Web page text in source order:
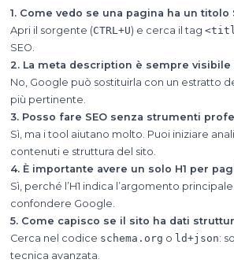
1. Come vedo se una pagina ha un titolo
Apri il sorgente (CTRL+U) e cerca il tag
SEO.
2. La meta description è sempre visibile
No, Google può sostituirla con un estratto
più pertinente.
3. Posso fare SEO senza strumenti
Sì, ma i tool aiutano molto. Puoi iniziare
contenuti e struttura del sito.
4. È importante avere un solo H1 per
Sì, perché l’H1 indica l’argomento
confondere Google.
5. Come capisco se il sito ha dati
Cerca nel codice schema.org o ld+json:
tecnica avanzata.